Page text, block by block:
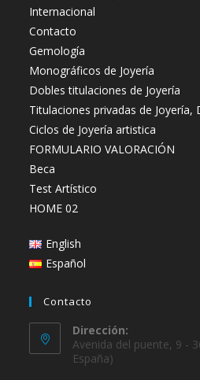
Internacional
Contacto
Gemología
Monográficos de Joyería
Dobles titulaciones de Joyería
Titulaciones privadas de Joyería,
Ciclos de Joyería artistica
FORMULARIO VALORACIÓN
Beca
Test Artístico
HOME 02
English
Español
Contacto
Dirección:
Avenida del puente, 9 -
España)